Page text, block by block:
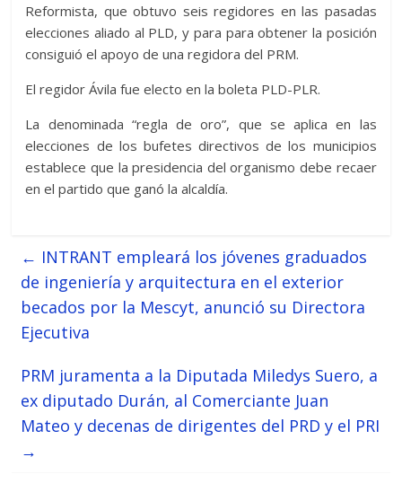
Reformista, que obtuvo seis regidores en las pasadas
elecciones aliado al PLD, y para para obtener la posición
consiguió el apoyo de una regidora del PRM.
El regidor Ávila fue electo en la boleta PLD-PLR.
La denominada “regla de oro”, que se aplica en las
elecciones de los bufetes directivos de los municipios
establece que la presidencia del organismo debe recaer
en el partido que ganó la alcaldía.
← INTRANT empleará los jóvenes graduados
de ingeniería y arquitectura en el exterior
becados por la Mescyt, anunció su Directora
Ejecutiva
PRM juramenta a la Diputada Miledys Suero, a
ex diputado Durán, al Comerciante Juan
Mateo y decenas de dirigentes del PRD y el PRI
→